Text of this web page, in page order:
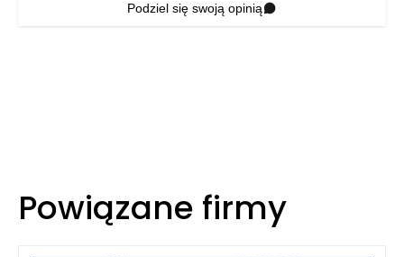
Podziel się swoją opinią
Powiązane firmy